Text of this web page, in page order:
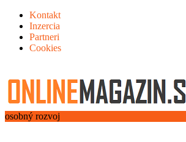
Kontakt
Inzercia
Partneri
Cookies
osobný rozvoj